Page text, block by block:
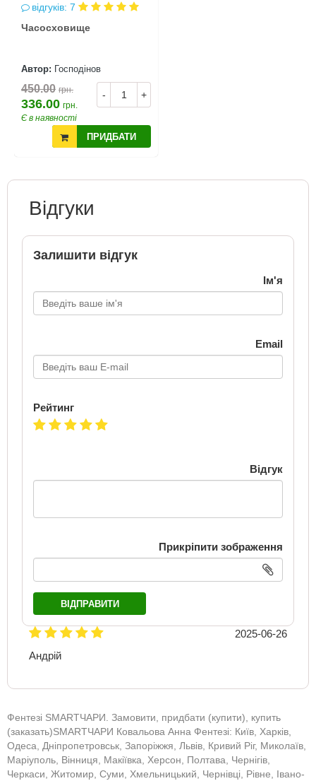
відгуків: 7
Часосховище
Автор: Господінов
- +
450.00 грн.
336.00 грн.
Є в наявності
ПРИДБАТИ
Відгуки
Залишити відгук
Ім'я
Email
Рейтинг
Відгук
Прикріпити зображення
ВІДПРАВИТИ
2025-06-26
Андрій
Фентезі SMARTЧАРИ. Замовити, придбати (купити), купить
(заказать)SMARTЧАРИ Ковальова Анна Фентезі: Київ, Харків,
Одеса, Дніпропетровськ, Запоріжжя, Львів, Кривий Ріг, Миколаїв,
Маріуполь, Вінниця, Макіївка, Херсон, Полтава, Чернігів,
Черкаси, Житомир, Суми, Хмельницький, Чернівці, Рівне, Івано-